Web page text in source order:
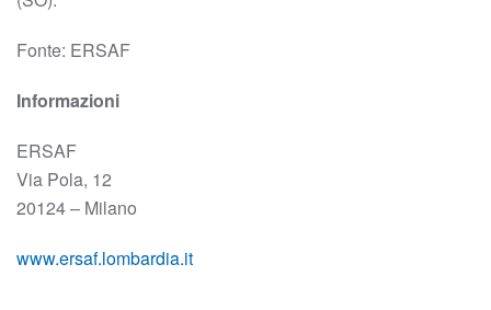
Fonte: ERSAF
Informazioni
ERSAF
Via Pola, 12
20124 – Milano
www.ersaf.lombardia.it